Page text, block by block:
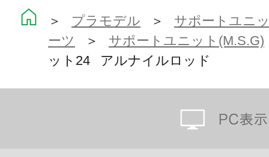
※画像は試作品です。実際の商品と
ます。また、撮影用に塗装されてお
※一部画像は商品の使用例です。
＞ プラモデル ＞ サポートユニ
ーツ
＞ サポートユニット(M.S.G)
ット24 アルナイルロッド